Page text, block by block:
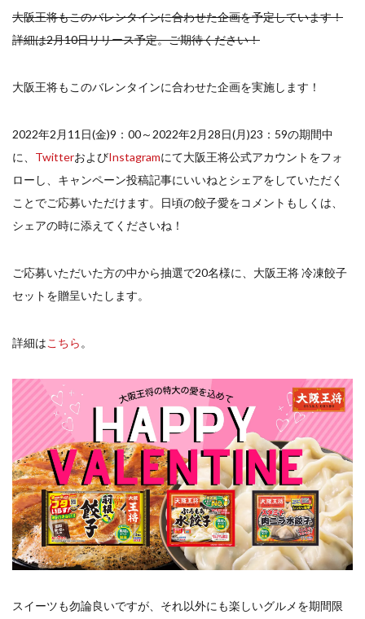
大阪王将もこのバレンタインに合わせた企画を予定しています！
詳細は2月10日リリース予定。ご期待ください！
大阪王将もこのバレンタインに合わせた企画を実施します！
2022年2月11日(金)9：00～2022年2月28日(月)23：59の期間中
に、 TwitterおよびInstagramにて大阪王将公式アカウントをフォ
ローし、キャンペーン投稿記事にいいねとシェアをしていただく
ことでご応募いただけます。日頃の餃子愛をコメントもしくは、
シェアの時に添えてくださいね！
ご応募いただいた方の中から抽選で20名様に、大阪王将 冷凍餃子
セットを贈呈いたします。
詳細はこちら 。
スイーツも勿論良いですが、それ以外にも楽しいグルメを期間限